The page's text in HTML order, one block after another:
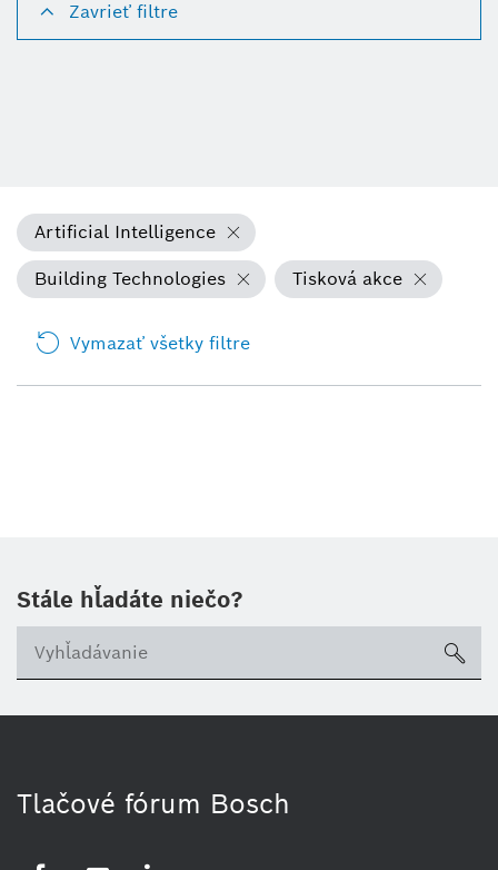
Zavrieť filtre
Artificial Intelligence
Building Technologies
Tisková akce
Vymazať všetky filtre
Stále hľadáte niečo?
Tlačové fórum Bosch